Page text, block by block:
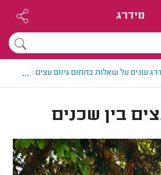
מידרג
עונים על שאלות בתחום גיזום עצים>חוק
...
בין שכנים